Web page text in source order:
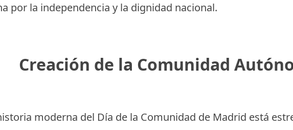
por la independencia y la dignidad nacional.
Creación de la Comunidad
moderna del Día de la Comunidad de Madrid está